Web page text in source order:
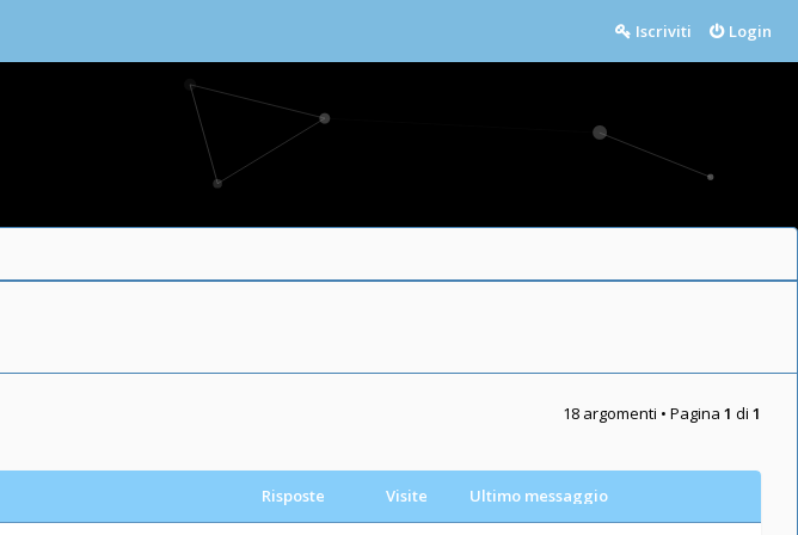
Login
Iscriviti
18 argomenti • Pagina 1 di 1
Risposte Visite Ultimo messaggio